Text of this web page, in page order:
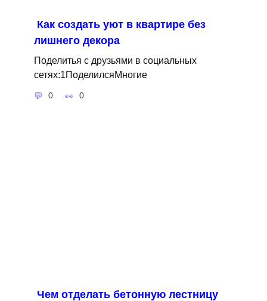
Как создать уют в квартире без
лишнего декора
Поделитья с друзьями в социальных
сетях:1ПоделилсяМногие
0 0
Чем отделать бетонную лестницу